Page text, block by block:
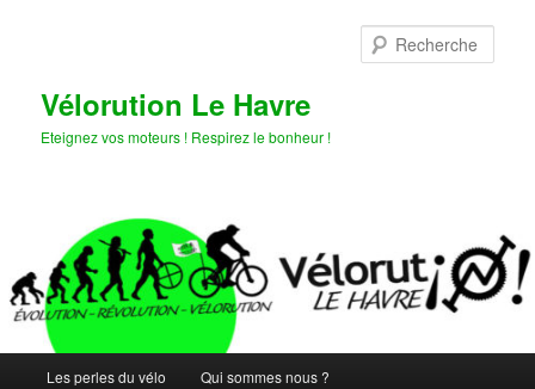
Vélorution Le Havre
Eteignez vos moteurs ! Respirez le bonheur !
Les perles du vélo Qui sommes nous ?